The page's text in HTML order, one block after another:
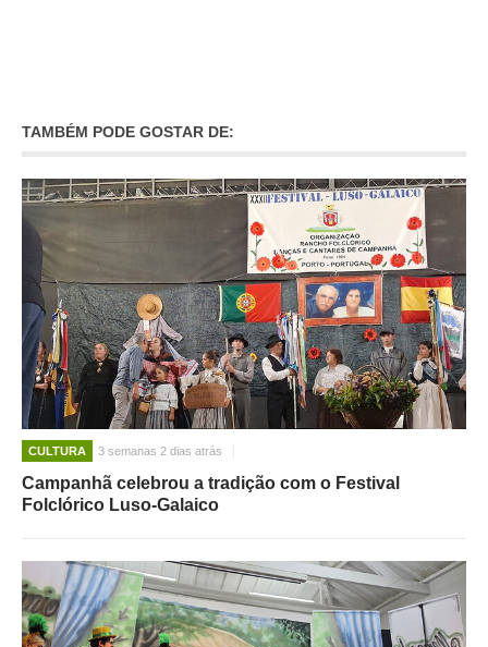
TAMBÉM PODE GOSTAR DE:
CULTURA 3 semanas 2 dias atrás
Campanhã celebrou a tradição com o Festival
Folclórico Luso-Galaico